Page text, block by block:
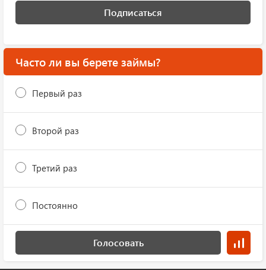
Подписаться
Часто ли вы берете займы?
Первый раз
Второй раз
Третий раз
Постоянно
Голосовать